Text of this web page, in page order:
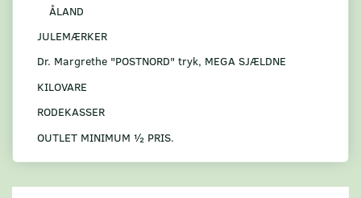
ÅLAND
JULEMÆRKER
Dr. Margrethe "POSTNORD" tryk, MEGA SJÆLDNE
KILOVARE
RODEKASSER
OUTLET MINIMUM ½ PRIS.